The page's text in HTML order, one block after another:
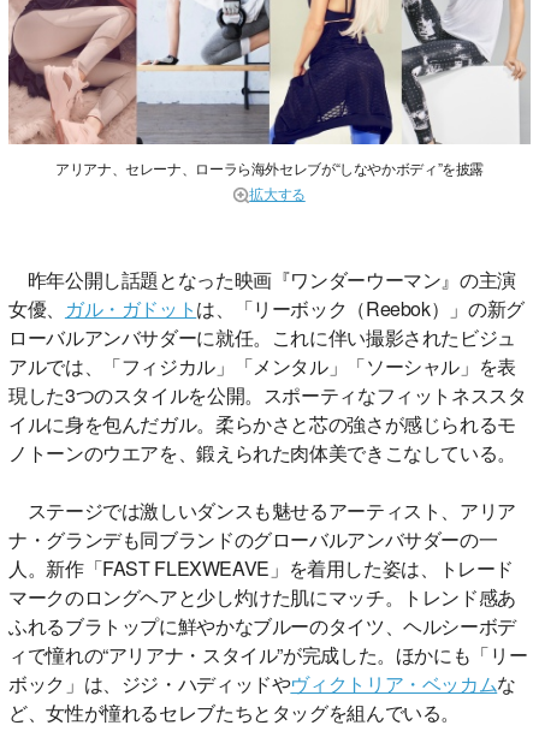
アリアナ、セレーナ、ローラら海外セレブが“しなやかボディ”を披露
拡大する
昨年公開し話題となった映画『ワンダーウーマン』の主演
女優、 ガル・ガドットは、「リーボック（Reebok）」の新グ
ローバルアンバサダーに就任。これに伴い撮影されたビジュ
アルでは、「フィジカル」「メンタル」「ソーシャル」を表
現した3つのスタイルを公開。スポーティなフィットネススタ
イルに身を包んだガル。柔らかさと芯の強さが感じられるモ
ノトーンのウエアを、鍛えられた肉体美できこなしている。
ステージでは激しいダンスも魅せるアーティスト、アリア
ナ・グランデも同ブランドのグローバルアンバサダーの一
人。新作「FAST FLEXWEAVE」を着用した姿は、トレード
マークのロングヘアと少し灼けた肌にマッチ。トレンド感あ
ふれるブラトップに鮮やかなブルーのタイツ、ヘルシーボデ
ィで憧れの“アリアナ・スタイル”が完成した。ほかにも「リー
ボック」は、ジジ・ハディッドやヴィクトリア・ベッカムな
ど、女性が憧れるセレブたちとタッグを組んでいる。